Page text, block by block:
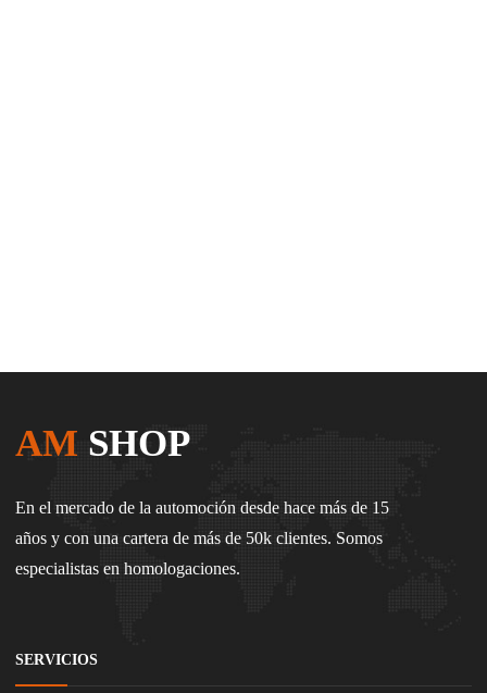
AM SHOP
En el mercado de la automoción desde hace más de 15
años y con una cartera de más de 50k clientes. Somos
especialistas en homologaciones.
SERVICIOS